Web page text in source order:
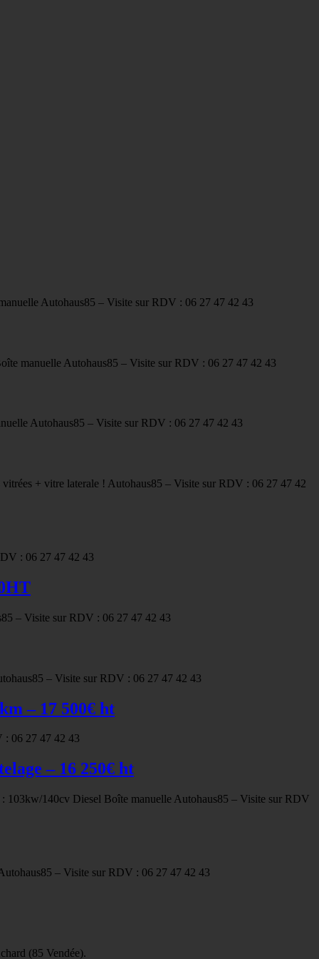
Autohaus85 – Visite sur RDV : 06 27 47 42 43
manuelle Autohaus85 – Visite sur RDV : 06 27 47 42 43
Autohaus85 – Visite sur RDV : 06 27 47 42 43
+ vitre laterale ! Autohaus85 – Visite sur RDV : 06 27 47 42
: 06 27 47 42 43
– Visite sur RDV : 06 27 47 42 43
– Visite sur RDV : 06 27 47 42 43
– 17 500€ ht
: 06 27 47 42 43
– 16 250€ ht
103kw/140cv Diesel Boîte manuelle Autohaus85 – Visite sur RDV
– Visite sur RDV : 06 27 47 42 43
(85 Vendée).